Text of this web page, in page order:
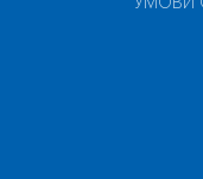
УМОВИ